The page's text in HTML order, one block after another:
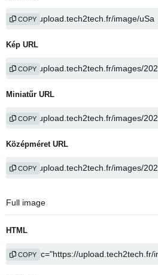
COPY
Kép URL
COPY
Miniatűr URL
COPY
Középméret URL
COPY
Full image
HTML
COPY